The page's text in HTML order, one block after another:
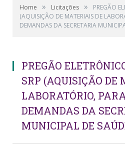
Home » Licitações »
PREGÃO
(AQUISIÇÃO DE MATERIAIS DE
DEMANDAS DA SECRETARIA
PREGÃO
SRP (AQUISIÇÃO DE
LABORATÓRIO,
DEMANDAS DA
MUNICIPAL DE